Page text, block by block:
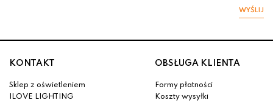
WYŚLIJ
KONTAKT
Sklep z oświetleniem
ILOVE LIGHTING
OBSŁUGA KLIENTA
Formy płatności
Koszty wysyłki